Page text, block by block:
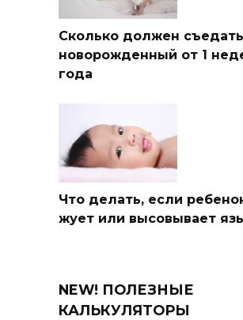
Сколько должен съедать
новорожденный от 1
года
Что делать, если
жует или высовывает
NEW! ПОЛЕЗНЫЕ
КАЛЬКУЛЯТОРЫ